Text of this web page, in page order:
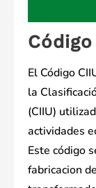
Código
El Código
la
(CIIU)
actividades
Este código
fabricacion